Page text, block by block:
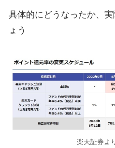
具体的にどうなったか、
ょう
楽天証券よ